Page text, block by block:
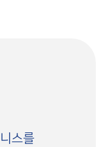
스를